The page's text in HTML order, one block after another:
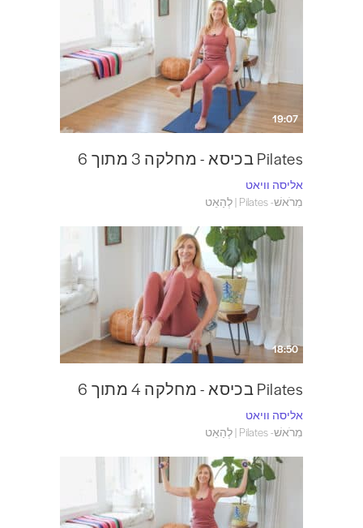
19:07
Pilates בכיסא - מחלקה 3 מתוך 6
אליסה וויאט
מִרֹאשׁ- Pilates | לְהַאֵט
18:50
Pilates בכיסא - מחלקה 4 מתוך 6
אליסה וויאט
מִרֹאשׁ- Pilates | לְהַאֵט